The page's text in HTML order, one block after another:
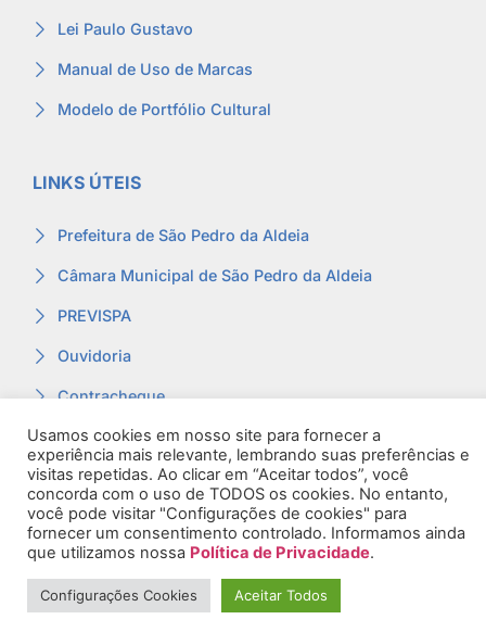
Lei Paulo Gustavo
Manual de Uso de Marcas
Modelo de Portfólio Cultural
LINKS ÚTEIS
Prefeitura de São Pedro da Aldeia
Câmara Municipal de São Pedro da Aldeia
PREVISPA
Ouvidoria
Contracheque
Webmail
© 2026. Todos os Direitos Reservados.
Usamos cookies em nosso site para fornecer a
experiência mais relevante, lembrando suas preferências e
visitas repetidas. Ao clicar em “Aceitar todos”, você
concorda com o uso de TODOS os cookies. No entanto,
você pode visitar "Configurações de cookies" para
fornecer um consentimento controlado. Informamos ainda
que utilizamos nossa Política de Privacidade.
Configurações Cookies Aceitar Todos